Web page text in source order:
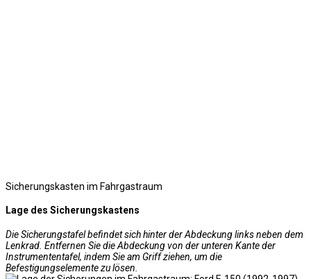
Sicherungskasten im Fahrgastraum
Lage des Sicherungskastens
Die Sicherungstafel befindet sich hinter der Abdeckung links neben dem
Lenkrad. Entfernen Sie die Abdeckung von der unteren Kante der
Instrumententafel, indem Sie am Griff ziehen, um die
Befestigungselemente zu lösen.